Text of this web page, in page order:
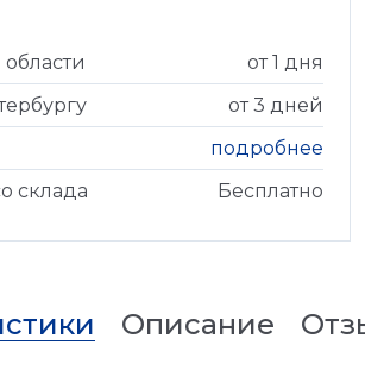
от 1 дня
от 3 дней
подробнее
склада
Бесплатно
Описание